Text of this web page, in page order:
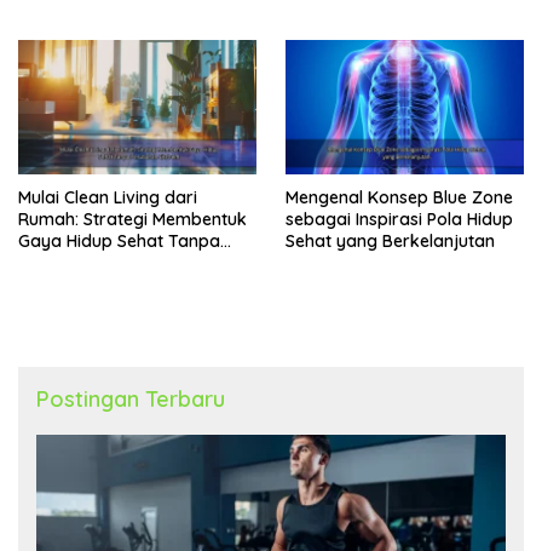
Mulai Clean Living dari
Rumah: Strategi Membentuk
Gaya Hidup Sehat Tanpa
Mengenal Konsep Blue Zone
sebagai Inspirasi Pola Hidup
Sehat yang Berkelanjutan
Postingan Terbaru